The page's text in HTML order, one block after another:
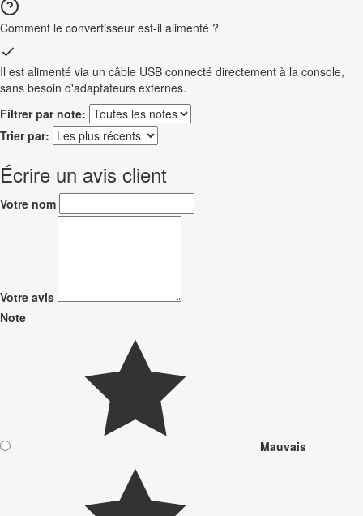
Comment le convertisseur est-il alimenté ?
Il est alimenté via un câble USB connecté directement à la console,
sans besoin d'adaptateurs externes.
Filtrer par note:
Trier par:
Écrire un avis client
Votre nom
Votre avis
Note
Mauvais